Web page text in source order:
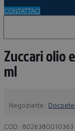
CONTATTACI
Zuccari olio
ml
Negoziante:
COD: 8026380010363